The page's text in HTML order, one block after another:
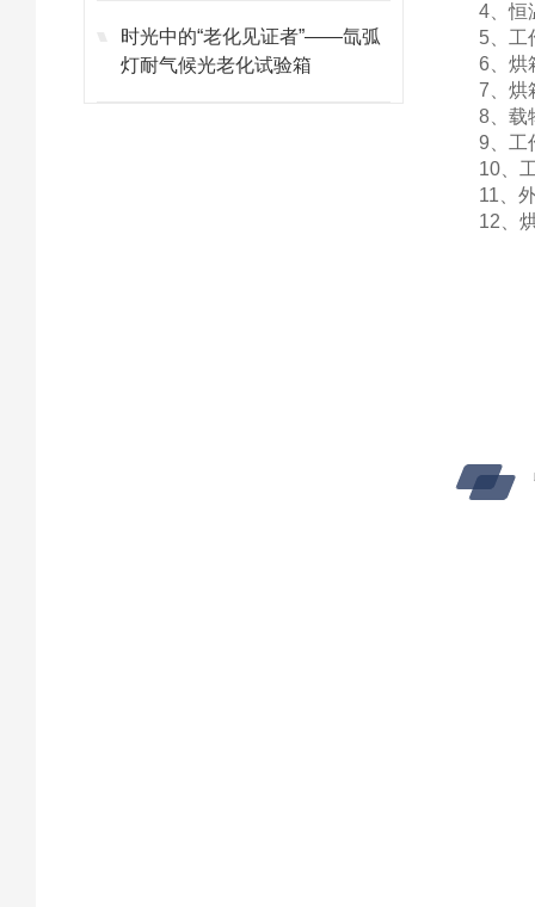
时光中的“老化见证者”——氙弧
灯耐气候光老化试验箱
4、恒
5、工
6、烘
7、烘
8、载
9、工
10、
11、
12、